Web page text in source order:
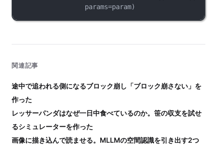
params=param)
関連記事
途中で追われる側になるブロック崩し「ブロック崩さない」を
作った
レッサーパンダはなぜ一日中食べているのか。笹の収支を試せ
るシミュレーターを作った
画像に描き込んで読ませる。MLLMの空間認識を引き出す2つ